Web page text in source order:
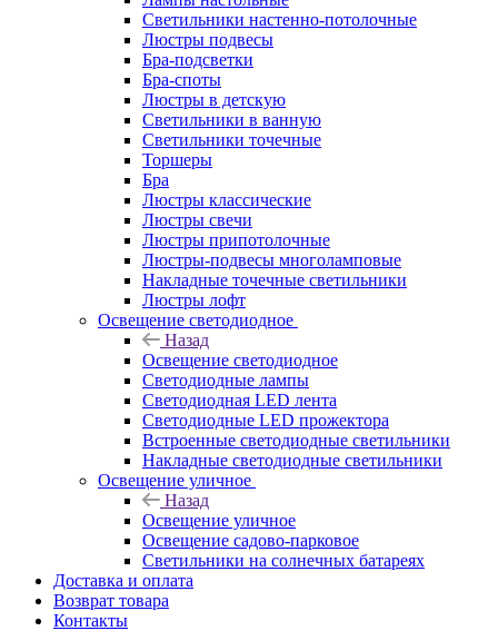
Светильники настенно-потолочные
Люстры подвесы
Бра-подсветки
Бра-споты
Люстры в детскую
Светильники в ванную
Светильники точечные
Торшеры
Бра
Люстры классические
Люстры свечи
Люстры припотолочные
Люстры-подвесы многоламповые
Накладные точечные светильники
Люстры лофт
Освещение светодиодное
Назад
Освещение светодиодное
Светодиодные лампы
Светодиодная LED лента
Светодиодные LED прожектора
Встроенные светодиодные светильники
Накладные светодиодные светильники
Освещение уличное
Назад
Освещение уличное
Освещение садово-парковое
Светильники на солнечных батареях
Доставка и оплата
Возврат товара
Контакты